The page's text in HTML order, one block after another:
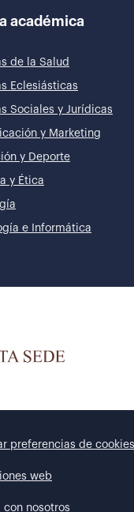
académica
de la Salud
Eclesiásticas
Sociales y Jurídicas
y Marketing
y Deporte
y Ética
e Informática
preferencias de cookies
web
con nosotros